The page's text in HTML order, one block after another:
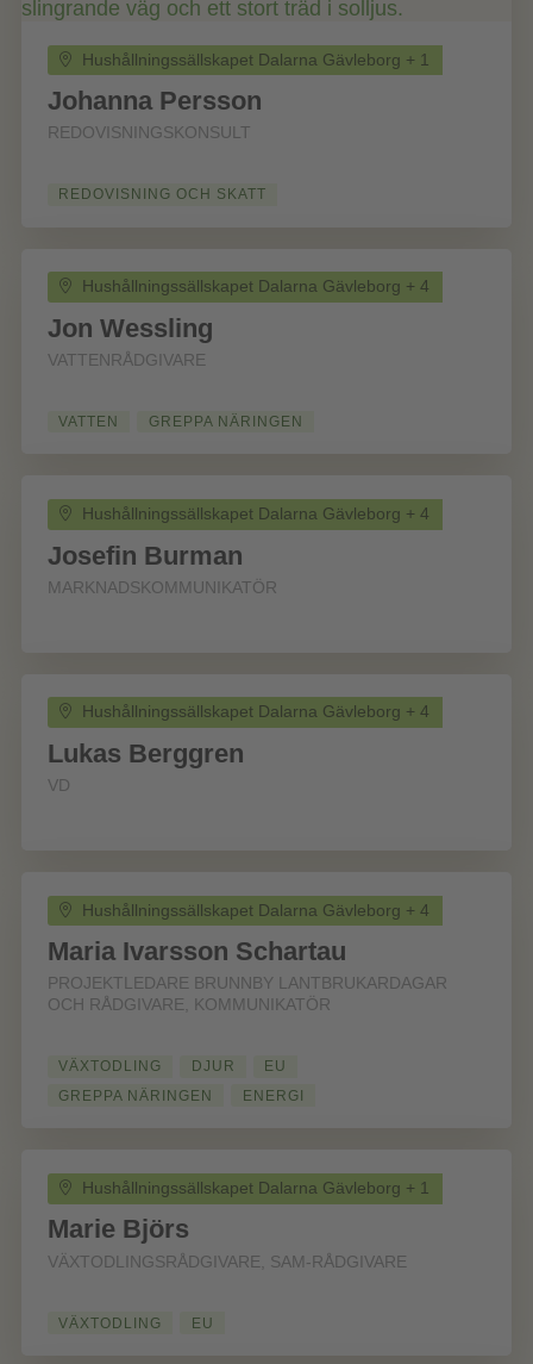
Hushållningssällskapet Dalarna Gävleborg + 1
Johanna Persson
REDOVISNINGSKONSULT
REDOVISNING OCH SKATT
Hushållningssällskapet Dalarna Gävleborg + 4
Jon Wessling
VATTENRÅDGIVARE
VATTEN GREPPA NÄRINGEN
Hushållningssällskapet Dalarna Gävleborg + 4
Josefin Burman
MARKNADSKOMMUNIKATÖR
Hushållningssällskapet Dalarna Gävleborg + 4
Lukas Berggren
VD
Hushållningssällskapet Dalarna Gävleborg + 4
Maria Ivarsson Schartau
PROJEKTLEDARE BRUNNBY LANTBRUKARDAGAR
OCH RÅDGIVARE, KOMMUNIKATÖR
VÄXTODLING DJUR
EU
GREPPA NÄRINGEN
ENERGI
Hushållningssällskapet Dalarna Gävleborg + 1
Marie Björs
VÄXTODLINGSRÅDGIVARE, SAM-RÅDGIVARE
VÄXTODLING EU